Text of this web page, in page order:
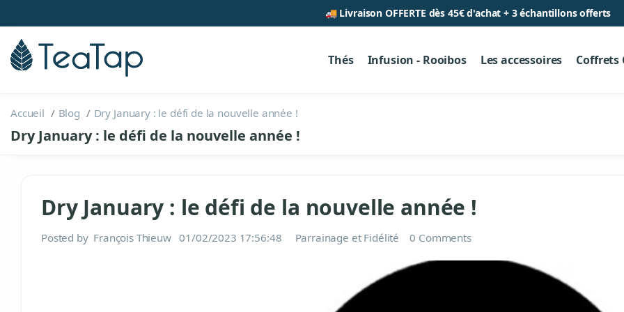
🚚 Livraison OFFERTE dès 45€ d'achat + 3 échantillons offerts
Thés Infusion - Rooibos Les accessoires Coffrets
Accueil Blog Dry January : le défi de la nouvelle année !
Dry January : le défi de la nouvelle année !
Dry January : le défi de la nouvelle année !
Posted by François Thieuw 01/02/2023 17:56:48 Parrainage et Fidélité 0 Comments